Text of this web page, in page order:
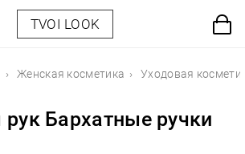
TVOI LOOK
Женская косметика Уходовая
рук Бархатные ручки